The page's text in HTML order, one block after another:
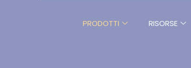
PRODOTTI RISORSE